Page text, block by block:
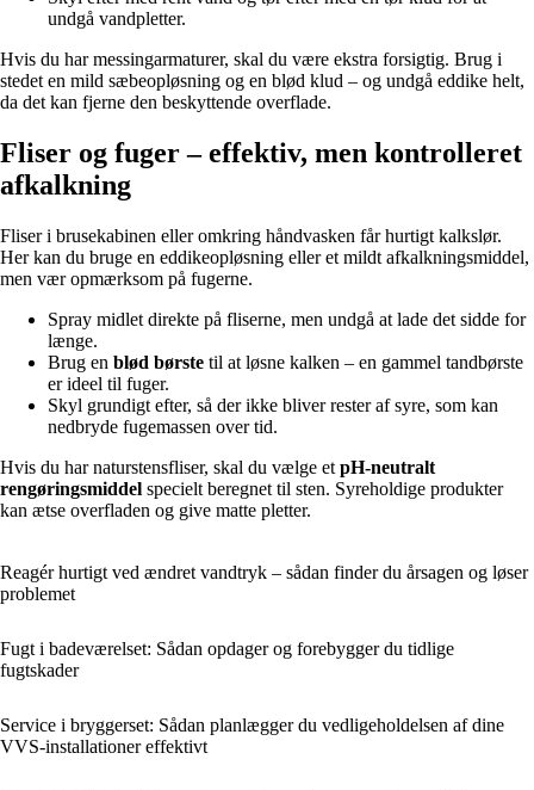
undgå vandpletter.
Hvis du har messingarmaturer, skal du være ekstra forsigtig. Brug i
stedet en mild sæbeopløsning og en blød klud – og undgå eddike helt,
da det kan fjerne den beskyttende overflade.
Fliser og fuger – effektiv, men kontrolleret
afkalkning
Fliser i brusekabinen eller omkring håndvasken får hurtigt kalkslør.
Her kan du bruge en eddikeopløsning eller et mildt afkalkningsmiddel,
men vær opmærksom på fugerne.
Spray midlet direkte på fliserne, men undgå at lade det sidde for
længe.
Brug en blød børste til at løsne kalken – en gammel tandbørste
er ideel til fuger.
Skyl grundigt efter, så der ikke bliver rester af syre, som kan
nedbryde fugemassen over tid.
Hvis du har naturstensfliser, skal du vælge et pH-neutralt
rengøringsmiddel specielt beregnet til sten. Syreholdige produkter
kan ætse overfladen og give matte pletter.
Reagér hurtigt ved ændret vandtryk – sådan finder du årsagen og løser
problemet
Fugt i badeværelset: Sådan opdager og forebygger du tidlige
fugtskader
Service i bryggerset: Sådan planlægger du vedligeholdelsen af dine
VVS-installationer effektivt